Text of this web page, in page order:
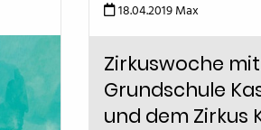
18.04.2019Max
Zirkuswoche
Grundschule
und dem Zirkus